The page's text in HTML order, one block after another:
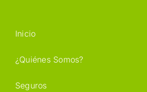
Inicio
¿Quiénes Somos?
Seguros